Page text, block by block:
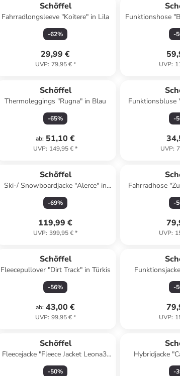
Schöffel
Fahrradlongsleeve "Koitere" in Lila
-62%
29,99 €
UVP: 79,95 €*
Funktionshose
-
UVP:
Schöffel
Thermoleggings "Rugna" in Blau
-65%
ab: 51,10 €
UVP: 149,95 €*
Funktionsbluse
-
UVP:
Schöffel
Ski-/ Snowboardjacke "Alerce" in
Rot
-69%
119,99 €
UVP: 399,95 €*
Fahrradhose
-
UVP:
Schöffel
Fleecepullover "Dirt Track" in Türkis
-56%
ab: 43,00 €
UVP: 99,95 €*
-
UVP:
Schöffel
Fleecejacke "Fleece Jacket Leona3"
in twilight mauve
-50%
Hybridjacke
-